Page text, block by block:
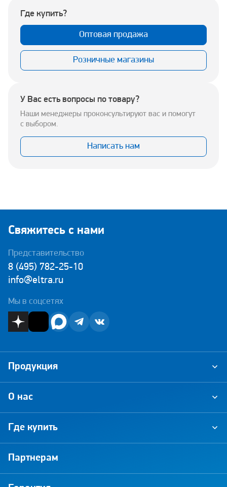
Где купить?
Оптовая продажа
Розничные магазины
У Вас есть вопросы по товару?
Наши менеджеры проконсультируют вас и помогут
с выбором.
Написать нам
Свяжитесь с нами
Представительство
8 (495) 782-25-10
info@eltra.ru
Мы в соцсетях
О нас
Где купить
Партнерам
Продукция